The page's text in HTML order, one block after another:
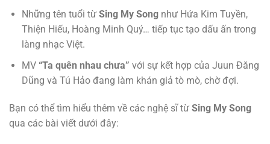
Những tên tuổi từ Sing My Songnhư Hứa Kim Tuyền,
Thiện Hiếu, Hoàng Minh Quý… tiếp tục tạo dấu ấn trong
làng nhạc Việt.
MV “Ta quên nhau chưa” với sự kết hợp của Juun Đăng
Dũng và Tú Hảo đang làm khán giả tò mò, chờ đợi.
Bạn có thể tìm hiểu thêm về các nghệ sĩ từ Sing My Song
qua các bài viết dưới đây: